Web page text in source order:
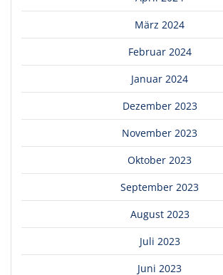
März 2024
Februar 2024
Januar 2024
Dezember 2023
November 2023
Oktober 2023
September 2023
August 2023
Juli 2023
Juni 2023